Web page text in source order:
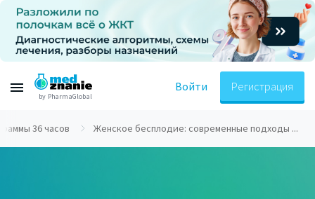
by PharmaGlobal
Войти Регистрация
36 часов Женское бесплодие: современные подходы ...